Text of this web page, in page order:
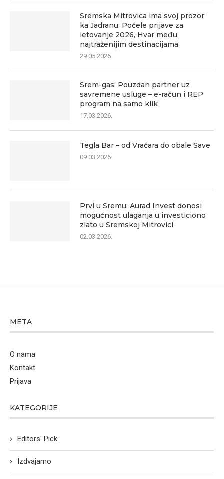
Sremska Mitrovica ima svoj prozor
ka Jadranu: Počele prijave za
letovanje 2026, Hvar među
najtraženijim destinacijama
29.05.2026.
Srem-gas: Pouzdan partner uz
savremene usluge – e-račun i REP
program na samo klik
17.03.2026.
Tegla Bar – od Vračara do obale Save
09.03.2026.
Prvi u Sremu: Aurad Invest donosi
mogućnost ulaganja u investiciono
zlato u Sremskoj Mitrovici
02.03.2026.
META
O nama
Kontakt
Prijava
KATEGORIJE
Editors' Pick
Izdvajamo